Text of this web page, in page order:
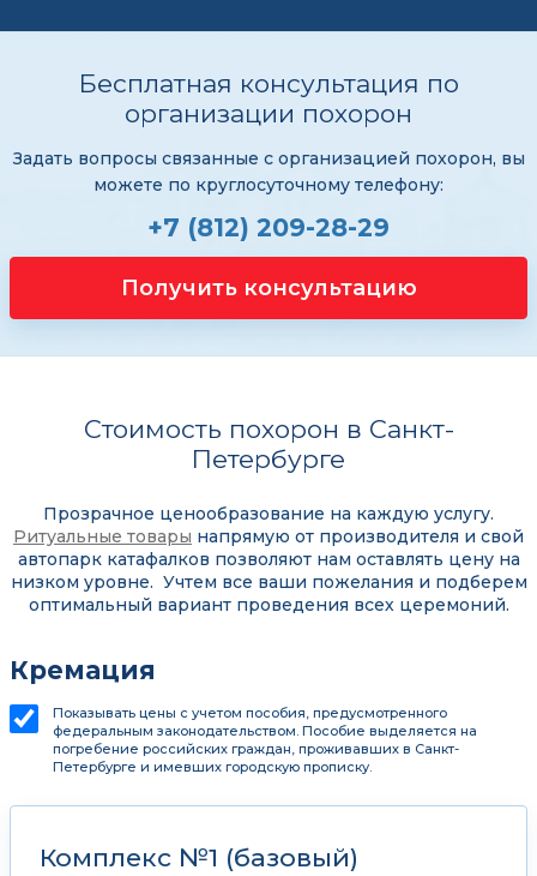
Бесплатная консультация по
организации похорон
Задать вопросы связанные с организацией похорон, вы
можете по круглосуточному телефону:
+7 (812) 209-28-29
Получить консультацию
Стоимость похорон в Санкт-
Петербурге
Прозрачное ценообразование на каждую услугу.
Ритуальные товары напрямую от производителя и свой
автопарк катафалков позволяют нам оставлять цену на
низком уровне. Учтем все ваши пожелания и подберем
оптимальный вариант проведения всех церемоний.
Кремация
Показывать цены с учетом пособия, предусмотренного
федеральным законодательством. Пособие выделяется на
погребение российских граждан, проживавших в Санкт-
Петербурге и имевших городскую прописку.
Комплекс №1 (базовый)